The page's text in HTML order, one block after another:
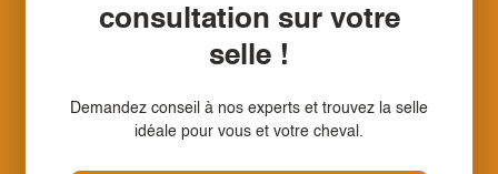
consultation sur votre
selle !
Demandez conseil à nos experts et trouvez la selle
idéale pour vous et votre cheval.